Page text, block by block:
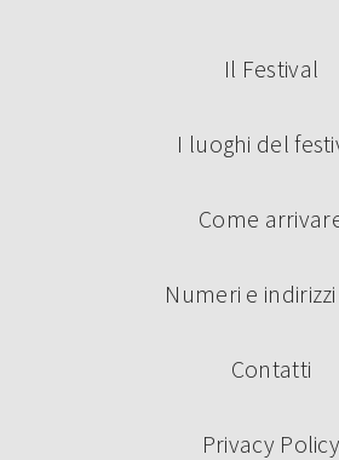
Il Festival
I luoghi del
Come
Numeri e
Contatti
Privacy Policy